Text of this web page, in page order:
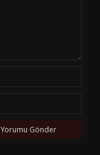
Yorumu Gönder